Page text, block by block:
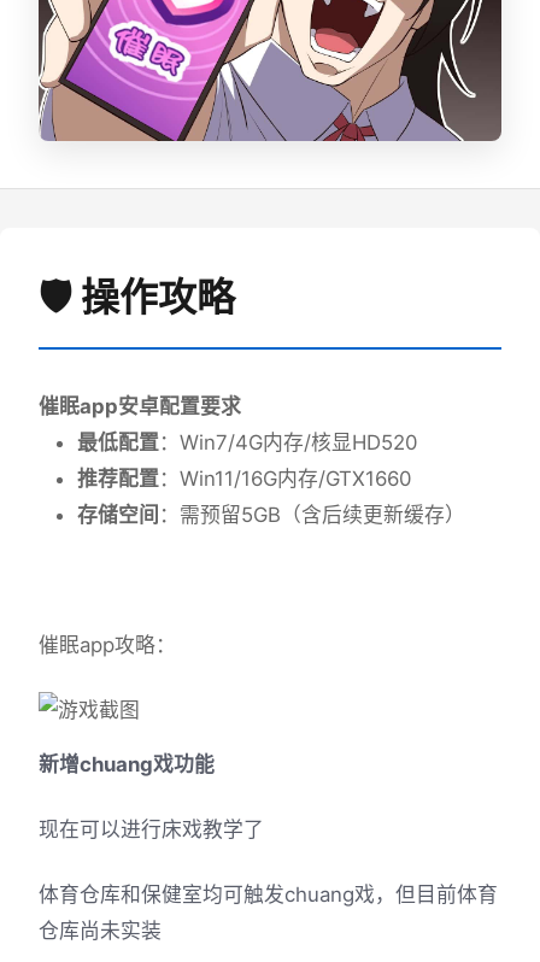
🛡️ 操作攻略
催眠app安卓配置要求
​最低配置​​：Win7/4G内存/核显HD520
​推荐配置​​：Win11/16G内存/GTX1660
​存储空间​ ​：需预留5GB（含后续更新缓存）
催眠app攻略：
新增chuang戏功能
现在可以进行床戏教学了
体育仓库和保健室均可触发chuang戏，但目前体育
仓库尚未实装